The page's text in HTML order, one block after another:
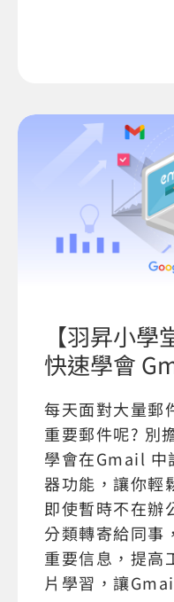
【羽昇小學
快速學會
每天面對大量郵
重要郵件呢? 別
學會在Gmail 中
器功能，讓你輕
即使暫時不在辦
分類轉寄給同事
重要信息，提高
片學習，讓